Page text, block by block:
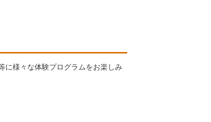
に様々な体験プログラムをお楽しみ